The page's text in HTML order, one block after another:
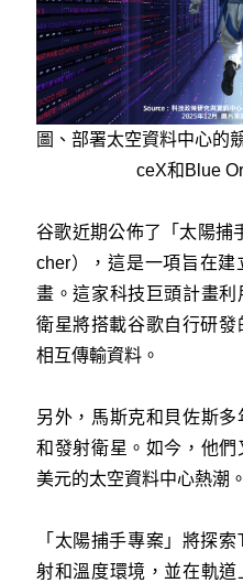
圖、部署太空資料中心的
ceX和Blue
谷歌近期公佈了「太陽捕
cher），這是一項旨在
畫。這家科技巨頭計畫
衛星將搭載谷歌自行研
相互傳輸資料。
另外，馬斯克和貝佐斯
和發射衛星。如今，他
美元的太空資料中心熱潮。
「太陽捕手專案」將探
射和溫度環境，並在軌